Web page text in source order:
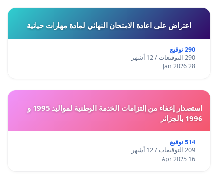
اعتراض على اعادة الامتحان النهائي لمادة مهارات حياتية
290 توقيع
290 التوقيعات / 12 أشهر
28 Jan 2026
استصدار إعفاء من إلتزامات الخدمة الوطنية لمواليد 1995 و
1996 بالجزائر
514 توقيع
209 التوقيعات / 12 أشهر
16 Apr 2025